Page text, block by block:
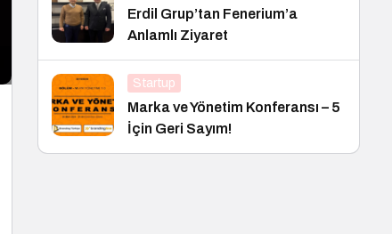
Erdil Grup’tan Fenerium’a
Anlamlı Ziyaret
Startup
Marka ve Yönetim Konferansı – 5
İçin Geri Sayım!